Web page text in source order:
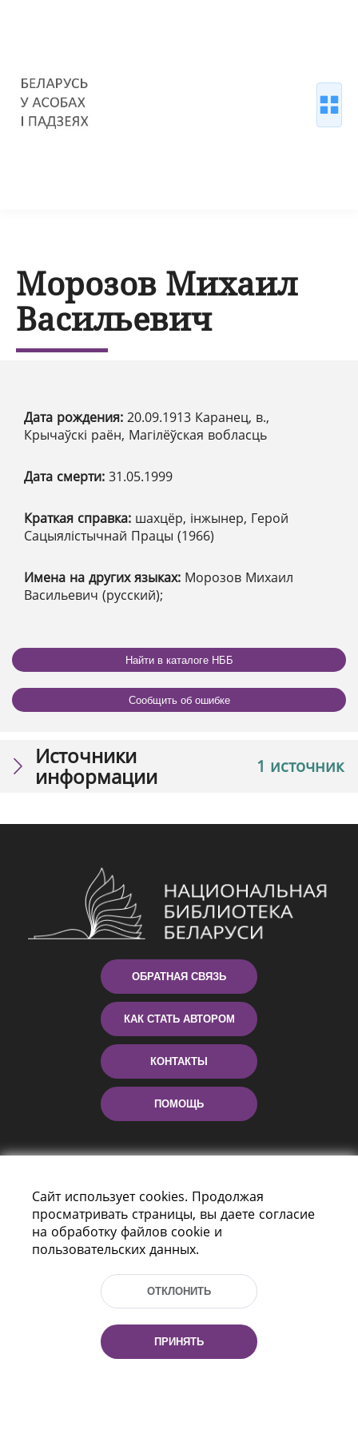
Морозов Михаил
Васильевич
Дата рождения: 20.09.1913 Каранец, в.,
Крычаўскі раён, Магілёўская вобласць
Дата смерти: 31.05.1999
Краткая справка: шахцёр, інжынер, Герой
Сацыялістычнай Працы (1966)
Имена на других языках: Морозов Михаил
Васильевич (русский);
Найти в каталоге НББ
Сообщить об ошибке
1 источник
Источники
информации
ОБРАТНАЯ СВЯЗЬ
КАК СТАТЬ АВТОРОМ
КОНТАКТЫ
ПОМОЩЬ
Пр-т Независимости 116
г. Минск, Республика Беларусь, 220114
Тел.: (+375 17) 368 37 37, Факс: (+375 17)
Эл. почта: inbox@nlb.by
Сайт использует cookies. Продолжая
просматривать страницы, вы даете согласие
на обработку файлов cookie и
пользовательских данных.
ОТКЛОНИТЬ
ПРИНЯТЬ